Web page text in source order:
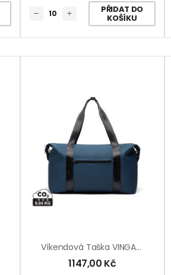
PŘIDAT DO
KOŠÍKU
Víkendová Taška VINGA Baltimore Z RCS
1147,00 Kč